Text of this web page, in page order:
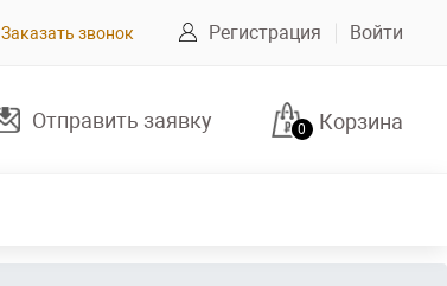
Заказать звонок Регистрация Войти
Отправить заявку 0 Корзина